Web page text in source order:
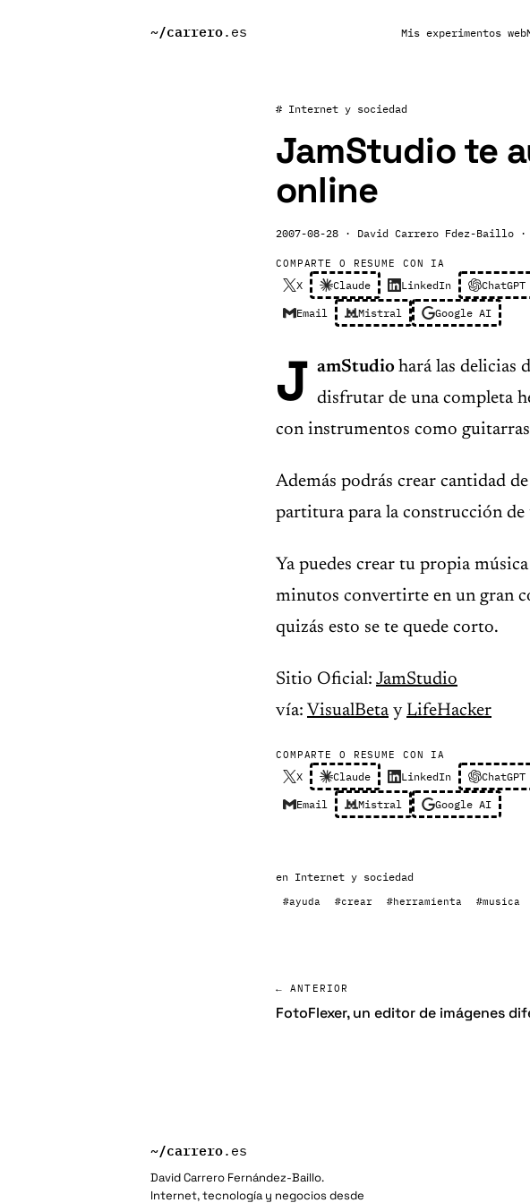
~/carrero.es Mis experimentos web
# Internet y sociedad
JamStudio te
online
2007-08-28 · David Carrero Fdez-Baillo
COMPARTE O RESUME CON IA
X Claude LinkedIn ChatGPT
Email Mistral Google AI
J amStudio hará las delicias
disfrutar de una completa
con instrumentos como
Además podrás crear cantidad
partitura para la construcción de
Ya puedes crear tu propia
minutos convertirte en un gran
quizás esto se te quede corto.
Sitio Oficial: JamStudio
vía: VisualBeta y LifeHacker
COMPARTE O RESUME CON IA
X Claude LinkedIn ChatGPT
Email Mistral Google AI
en Internet y sociedad
#ayuda #crear #herramienta #musica
← ANTERIOR
FotoFlexer, un editor de imágenes
~/carrero.es
David Carrero Fernández-Baillo.
Internet, tecnología y negocios desde